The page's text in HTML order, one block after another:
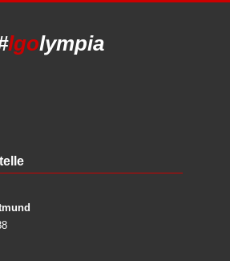
lgolympia